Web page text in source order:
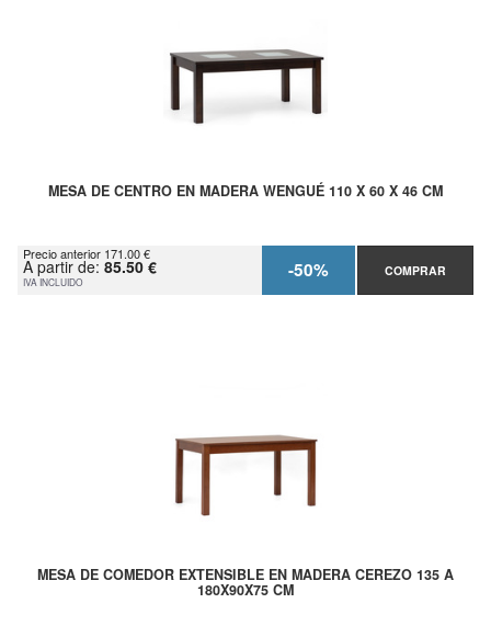
MESA DE CENTRO EN MADERA WENGUÉ 110 X 60 X 46 CM
Precio anterior 171.00 €
A partir de: 85.50 €
IVA INCLUIDO -50% COMPRAR
MESA DE COMEDOR EXTENSIBLE EN MADERA CEREZO 135 A
180X90X75 CM